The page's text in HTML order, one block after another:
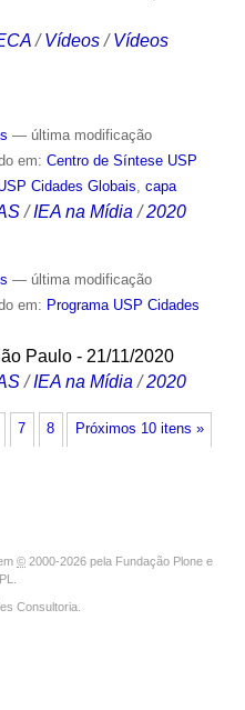
/Vídeos /Vídeos
— última modificação
em: Centro de Síntese USP
Cidades Globais capa
/IEA na Mídia /2020
— última modificação
em: Programa USP Cidades
Paulo - 21/11/2020
/IEA na Mídia /2020
Próximos 10 itens »
7 8
© 2000-2026 pela Fundação Plone e
Consultoria